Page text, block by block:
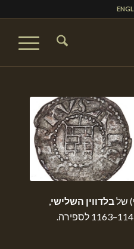
שלבלדווין השלישי,
מלך ממלכת ירושלים בשנים 1143–1163 לספירה.